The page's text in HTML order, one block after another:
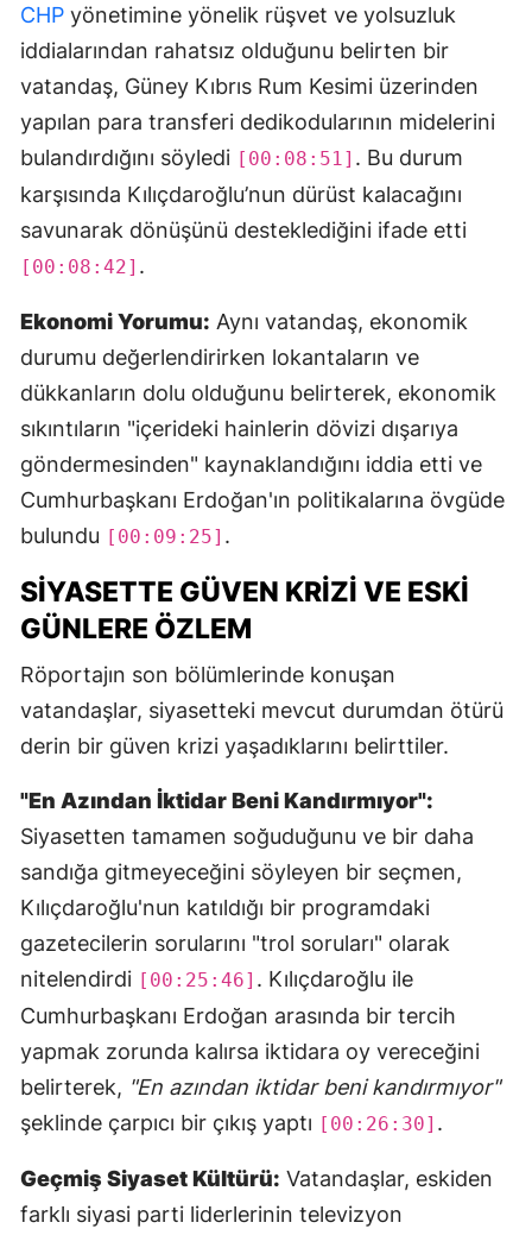
CHP yönetimine yönelik rüşvet ve yolsuzluk
iddialarından rahatsız olduğunu belirten bir
vatandaş, Güney Kıbrıs Rum Kesimi üzerinden
yapılan para transferi dedikodularının midelerini
bulandırdığını söyledi [00:08:51] . Bu durum
karşısında Kılıçdaroğlu’nun dürüst kalacağını
savunarak dönüşünü desteklediğini ifade etti
[00:08:42] .
Ekonomi Yorumu: Aynı vatandaş, ekonomik
durumu değerlendirirken lokantaların ve
dükkanların dolu olduğunu belirterek, ekonomik
sıkıntıların "içerideki hainlerin dövizi dışarıya
göndermesinden" kaynaklandığını iddia etti ve
Cumhurbaşkanı Erdoğan'ın politikalarına övgüde
bulundu [00:09:25] .
SIYASETTE GÜVEN KRIZI VE ESKI
GÜNLERE ÖZLEM
Röportajın son bölümlerinde konuşan
vatandaşlar, siyasetteki mevcut durumdan ötürü
derin bir güven krizi yaşadıklarını belirttiler.
"En Azından İktidar Beni Kandırmıyor":
Siyasetten tamamen soğuduğunu ve bir daha
sandığa gitmeyeceğini söyleyen bir seçmen,
Kılıçdaroğlu'nun katıldığı bir programdaki
gazetecilerin sorularını "trol soruları" olarak
nitelendirdi [00:25:46] . Kılıçdaroğlu ile
Cumhurbaşkanı Erdoğan arasında bir tercih
yapmak zorunda kalırsa iktidara oy vereceğini
belirterek, "En azından iktidar beni kandırmıyor"
şeklinde çarpıcı bir çıkış yaptı [00:26:30] .
Geçmiş Siyaset Kültürü: Vatandaşlar, eskiden
farklı siyasi parti liderlerinin televizyon